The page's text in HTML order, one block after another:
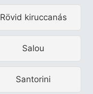
Rövid kiruccanás
Salou
Santorini